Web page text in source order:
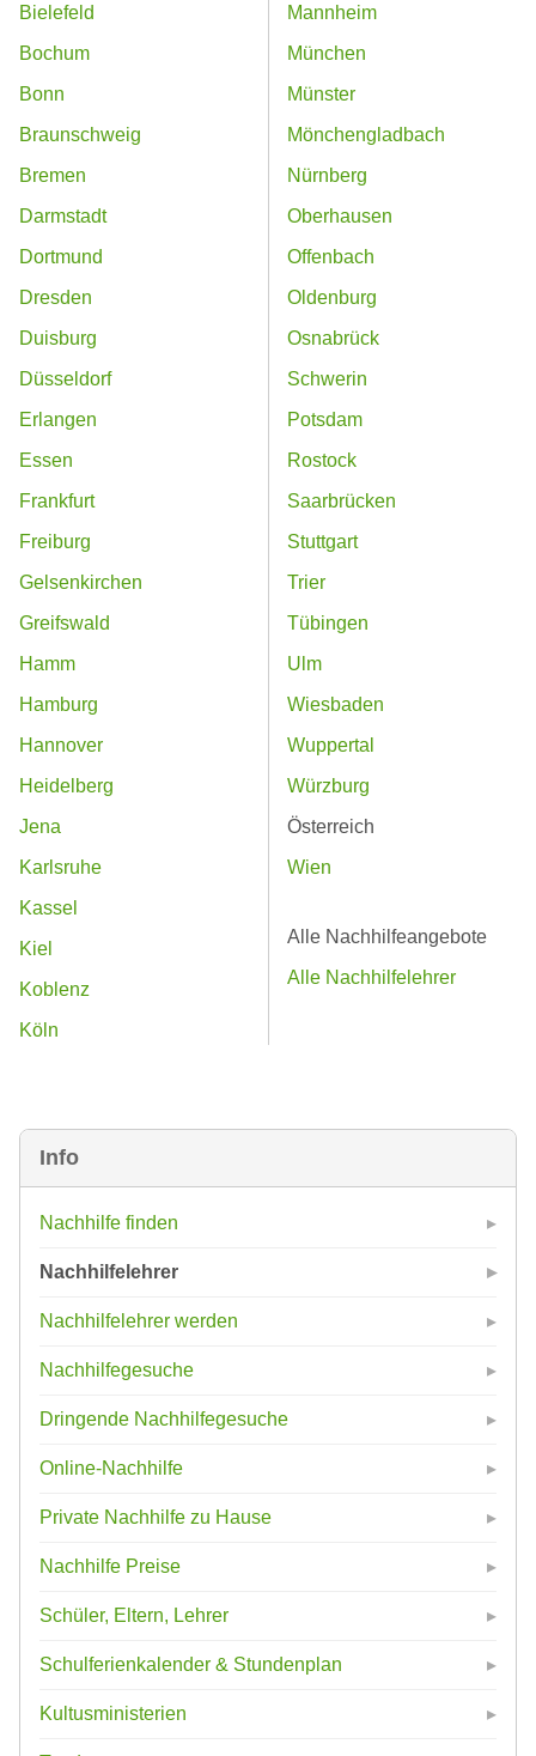
Info
Nachhilfe finden
Nachhilfelehrer
Nachhilfelehrer werden
Nachhilfegesuche
Dringende Nachhilfegesuche
Online-Nachhilfe
Private Nachhilfe zu Hause
Nachhilfe Preise
Schüler, Eltern, Lehrer
Schulferienkalender & Stundenplan
Kultusministerien
Bielefeld
Bochum
Bonn
Braunschweig
Bremen
Darmstadt
Dortmund
Dresden
Duisburg
Düsseldorf
Erlangen
Essen
Frankfurt
Freiburg
Gelsenkirchen
Greifswald
Hamm
Hamburg
Hannover
Heidelberg
Jena
Karlsruhe
Kassel
Kiel
Koblenz
Köln
Mannheim
München
Münster
Mönchengladbach
Nürnberg
Oberhausen
Offenbach
Oldenburg
Osnabrück
Schwerin
Potsdam
Rostock
Saarbrücken
Stuttgart
Trier
Tübingen
Ulm
Wiesbaden
Wuppertal
Würzburg
Österreich
Wien
Alle Nachhilfeangebote
Alle Nachhilfelehrer